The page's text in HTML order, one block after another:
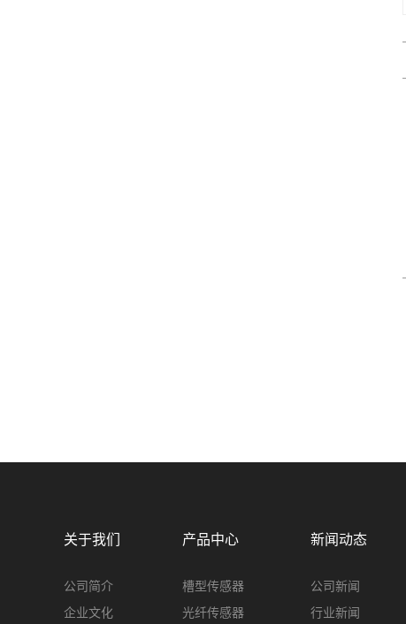
关于我们
公司简介
企业文化
产品中心
槽型传感器
光纤传感器
新闻动态
公司新闻
行业新闻